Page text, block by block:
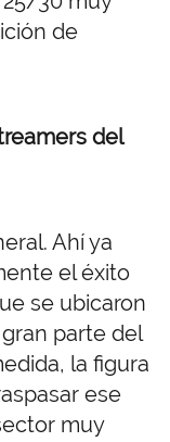
de
del
Ahí ya
el éxito
se ubicaron
parte del
la figura
ese
muy